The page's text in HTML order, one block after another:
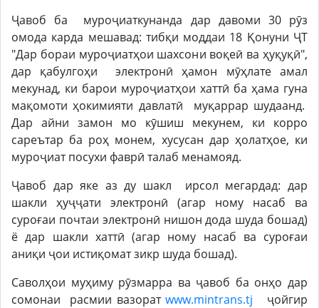
Ҷавоб ба муроҷиаткунанда дар давоми 30 рӯз
омода карда мешавад: тибқи моддаи 18 Қонуни ҶТ
"Дар бораи муроҷиатҳои шахсони воқеӣ ва ҳуқуқӣ",
дар қабулгоҳи электронӣ ҳамон мӯҳлате амал
мекунад, ки барои муроҷиатҳои хаттӣ ба ҳама гуна
мақомоти ҳокимияти давлатӣ муқаррар шудаанд.
Дар айни замон мо кӯшиш мекунем, ки корро
сареътар ба роҳ монем, хусусан дар ҳолатҳое, ки
муроҷиат посухи фаврӣ талаб менамояд.
Ҷавоб дар яке аз ду шакл ирсол мегардад: дар
шакли ҳуҷҷати электронӣ (агар ному насаб ва
суроғаи почтаи электронӣ нишон дода шуда бошад)
ё дар шакли хаттӣ (агар ному насаб ва суроғаи
аниқи ҷои истиқомат зикр шуда бошад).
Саволҳои муҳиму рӯзмарра ва ҷавоб ба онҳо дар
сомонаи расмии вазоратwww.mintrans.tj ҷойгир